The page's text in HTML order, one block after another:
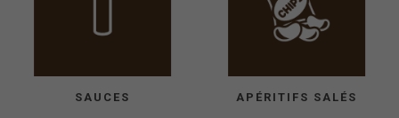
SAUCES APÉRITIFS SALÉS